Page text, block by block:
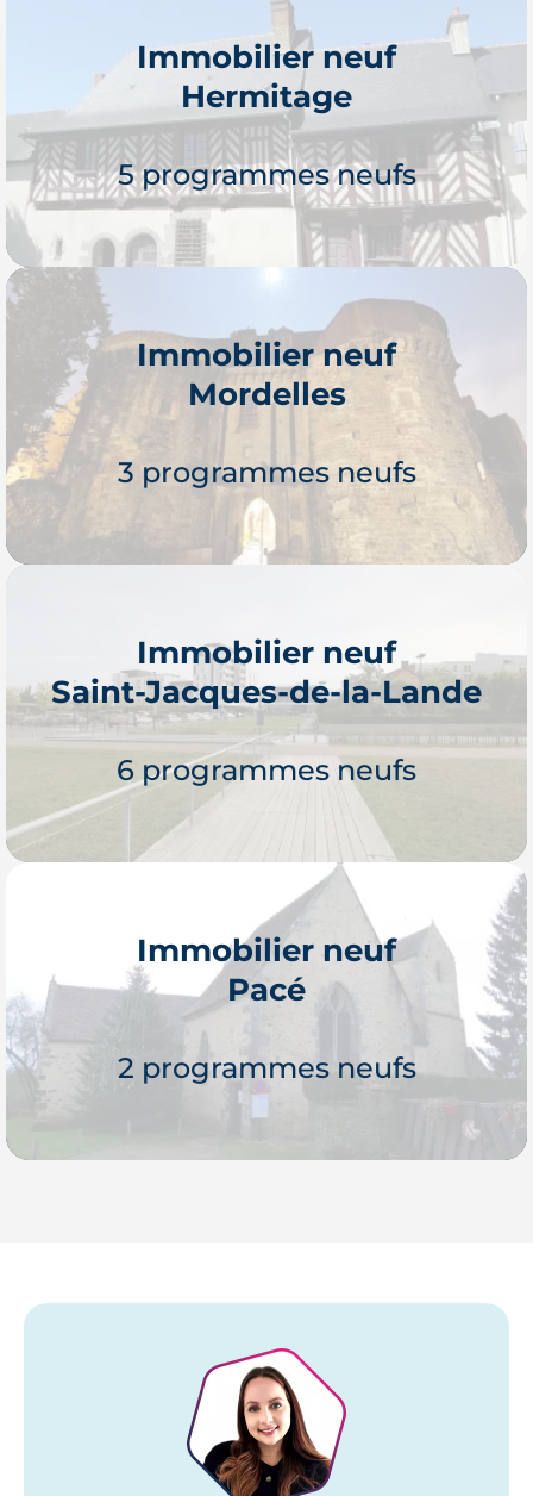
Je découvre
Immobilier neuf
Hermitage
5 programmes neufs
Je découvre
Immobilier neuf
Mordelles
3 programmes neufs
Je découvre
Immobilier neuf
Saint-Jacques-de-la-Lande
6 programmes neufs
Je découvre
Immobilier neuf
Pacé
2 programmes neufs
Je découvre